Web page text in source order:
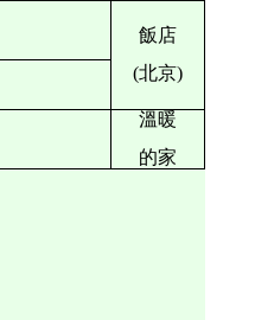
飯店
(北京)
溫暖
的家